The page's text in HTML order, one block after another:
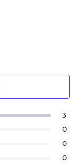
3
0
0
0